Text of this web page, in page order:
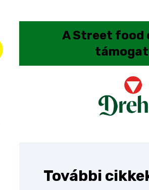
AStreet food
További